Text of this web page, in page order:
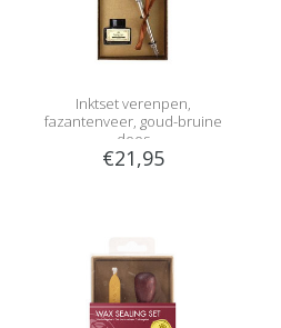
Inktset verenpen,
fazantenveer, goud-bruine
doos
€21,95